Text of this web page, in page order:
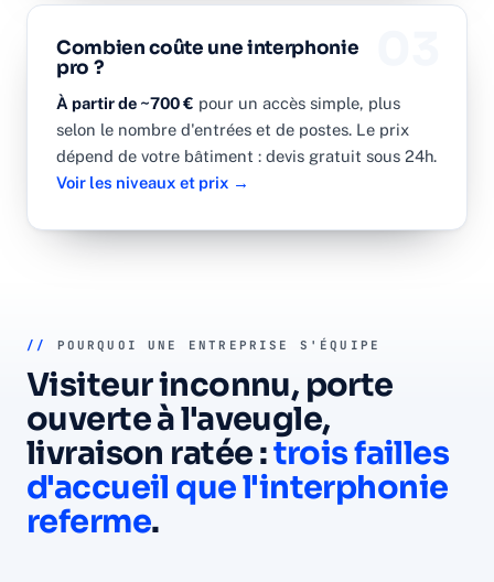
Combien coûte une interphonie
pro ?
À partir de ~700 € pour un accès simple, plus
selon le nombre d'entrées et de postes. Le prix
dépend de votre bâtiment : devis gratuit sous 24h.
Voir les niveaux et prix →
// POURQUOI UNE ENTREPRISE S'ÉQUIPE
Visiteur inconnu, porte
ouverte à l'aveugle,
livraison ratée :trois failles
d'accueil que l'interphonie
referme.